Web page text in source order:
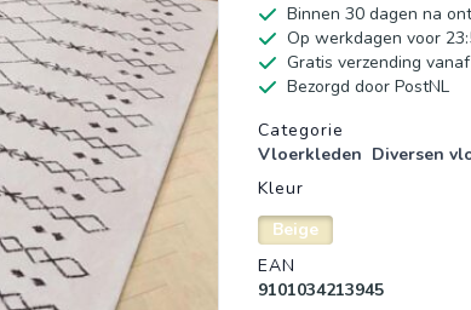
Binnen 30 dagen na
Op werkdagen voor
Gratis verzending
Bezorgd door PostNL
Productgegevens
Categorie
Vloerkleden Diversen
Kleur
Beige
EAN
9101034213945